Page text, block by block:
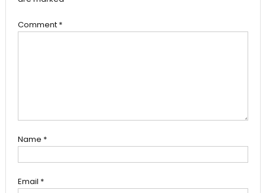
Comment *
Name *
Email *